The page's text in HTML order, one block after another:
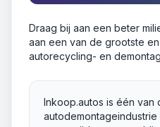
Draag bij aan een beter
aan een van de grootste
autorecycling- en
Inkoop.autos is één van